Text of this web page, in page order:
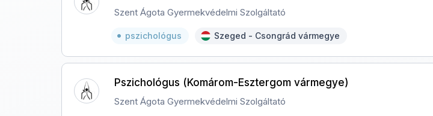
Szent Ágota Gyermekvédelmi Szolgáltató
pszichológus Szeged - Csongrád vármegye
Pszichológus (Komárom-Esztergom vármegye)
Szent Ágota Gyermekvédelmi Szolgáltató